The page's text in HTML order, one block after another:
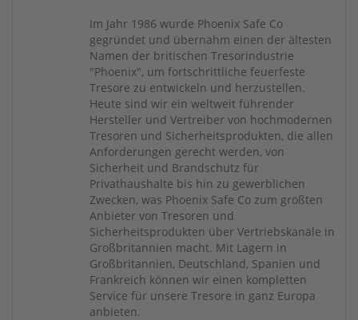
Im Jahr 1986 wurde Phoenix Safe Co
gegründet und übernahm einen der ältesten
Namen der britischen Tresorindustrie
"Phoenix", um fortschrittliche feuerfeste
Tresore zu entwickeln und herzustellen.
Heute sind wir ein weltweit führender
Hersteller und Vertreiber von hochmodernen
Tresoren und Sicherheitsprodukten, die allen
Anforderungen gerecht werden, von
Sicherheit und Brandschutz für
Privathaushalte bis hin zu gewerblichen
Zwecken, was Phoenix Safe Co zum größten
Anbieter von Tresoren und
Sicherheitsprodukten über Vertriebskanäle in
Großbritannien macht. Mit Lagern in
Großbritannien, Deutschland, Spanien und
Frankreich können wir einen kompletten
Service für unsere Tresore in ganz Europa
anbieten.